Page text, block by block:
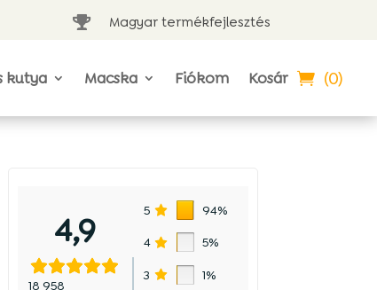
 Magyar termékfejlesztés
kutya Macska Fiókom Kosár (0)
4,9
18 958
5 94%
4 5%
3 1%